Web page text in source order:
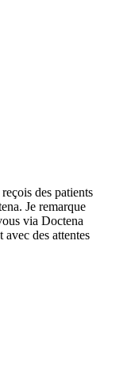
des patients
Je remarque
via Doctena
avec des attentes